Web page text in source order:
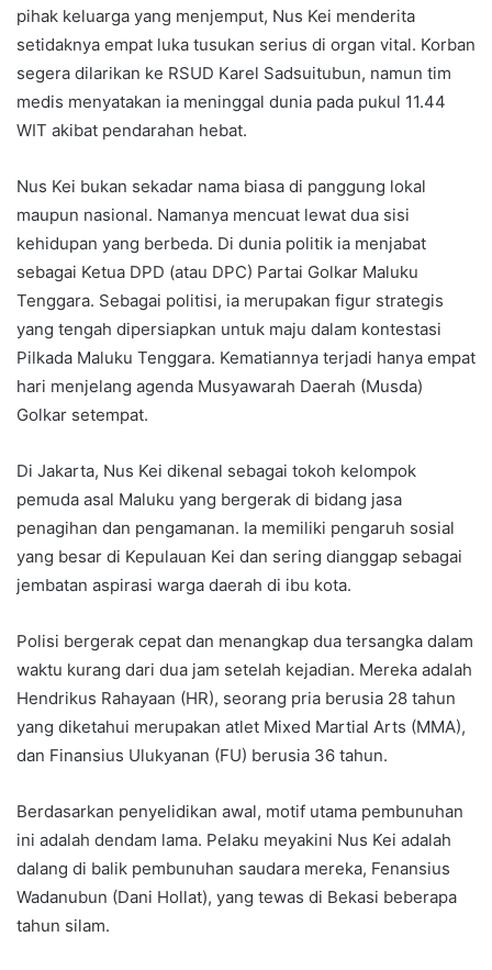
pihak keluarga yang menjemput, Nus Kei menderita
setidaknya empat luka tusukan serius di organ vital. Korban
segera dilarikan ke RSUD Karel Sadsuitubun, namun tim
medis menyatakan ia meninggal dunia pada pukul 11.44
WIT akibat pendarahan hebat.
Nus Kei bukan sekadar nama biasa di panggung lokal
maupun nasional. Namanya mencuat lewat dua sisi
kehidupan yang berbeda. Di dunia politik ia menjabat
sebagai Ketua DPD (atau DPC) Partai Golkar Maluku
Tenggara. Sebagai politisi, ia merupakan figur strategis
yang tengah dipersiapkan untuk maju dalam kontestasi
Pilkada Maluku Tenggara. Kematiannya terjadi hanya empat
hari menjelang agenda Musyawarah Daerah (Musda)
Golkar setempat.
Di Jakarta, Nus Kei dikenal sebagai tokoh kelompok
pemuda asal Maluku yang bergerak di bidang jasa
penagihan dan pengamanan. Ia memiliki pengaruh sosial
yang besar di Kepulauan Kei dan sering dianggap sebagai
jembatan aspirasi warga daerah di ibu kota.
Polisi bergerak cepat dan menangkap dua tersangka dalam
waktu kurang dari dua jam setelah kejadian. Mereka adalah
Hendrikus Rahayaan (HR), seorang pria berusia 28 tahun
yang diketahui merupakan atlet Mixed Martial Arts (MMA),
dan Finansius Ulukyanan (FU) berusia 36 tahun.
Berdasarkan penyelidikan awal, motif utama pembunuhan
ini adalah dendam lama. Pelaku meyakini Nus Kei adalah
dalang di balik pembunuhan saudara mereka, Fenansius
Wadanubun (Dani Hollat), yang tewas di Bekasi beberapa
tahun silam.